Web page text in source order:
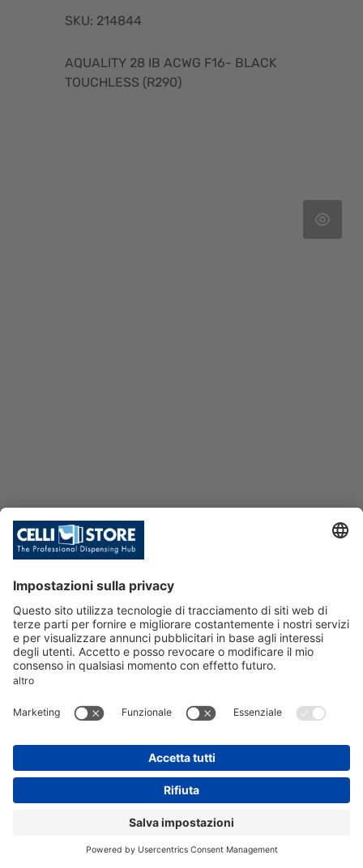
SKU: 214844
AQUALITY 28 IB ACWG F16- BLACK
TOUCHLESS (R290)
MODEL A 28 IB AC F16 white (R29
0)
SKU: 214914
MODEL A 28 IB AC F16 WHITE (R290)